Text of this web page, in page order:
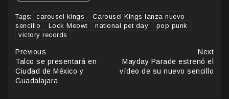
Tags: carousel kings
Carousel Kings lanza nuevo
sencillo
Lock Meowt national pet day
pop punk
victory records
Continue
Reading
Previous
Talco se presentará en
Ciudad de México y
Guadalajara
Next
Mayday Parade estrenó el
vídeo de su nuevo sencillo